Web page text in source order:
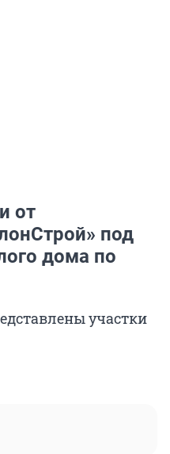
от
под
дома по
участки